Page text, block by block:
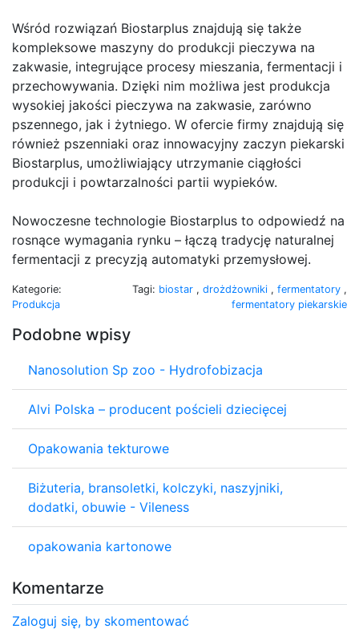
Wśród rozwiązań Biostarplus znajdują się także
kompleksowe maszyny do produkcji pieczywa na
zakwasie, integrujące procesy mieszania, fermentacji i
przechowywania. Dzięki nim możliwa jest produkcja
wysokiej jakości pieczywa na zakwasie, zarówno
pszennego, jak i żytniego. W ofercie firmy znajdują się
również pszenniaki oraz innowacyjny zaczyn piekarski
Biostarplus, umożliwiający utrzymanie ciągłości
produkcji i powtarzalności partii wypieków.
Nowoczesne technologie Biostarplus to odpowiedź na
rosnące wymagania rynku – łączą tradycję naturalnej
fermentacji z precyzją automatyki przemysłowej.
Kategorie:
Produkcja
Tagi: biostar , drożdżowniki , fermentatory ,
fermentatory piekarskie
Podobne wpisy
Nanosolution Sp zoo - Hydrofobizacja
Alvi Polska – producent pościeli dziecięcej
Opakowania tekturowe
Biżuteria, bransoletki, kolczyki, naszyjniki,
dodatki, obuwie - Vileness
opakowania kartonowe
Komentarze
Zaloguj się, by skomentować